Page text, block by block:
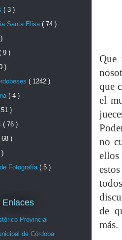
Que
que
el
no
ellos
de
más.
( 3 )
Santa Elisa ( 74 )
9 )
)
( 1242 )
( 4 )
)
( 76 )
68 )
)
Fotografía ( 5 )
Enlaces
Provincial
de Córdoba